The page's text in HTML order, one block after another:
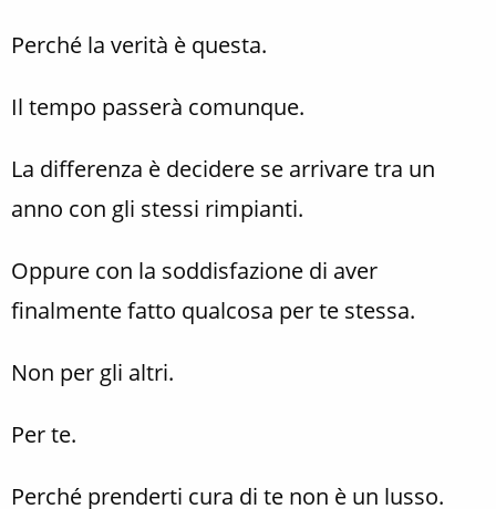
Perché la verità è questa.
Il tempo passerà comunque.
La differenza è decidere se arrivare tra un
anno con gli stessi rimpianti.
Oppure con la soddisfazione di aver
finalmente fatto qualcosa per te stessa.
Non per gli altri.
Per te.
Perché prenderti cura di te non è un lusso.